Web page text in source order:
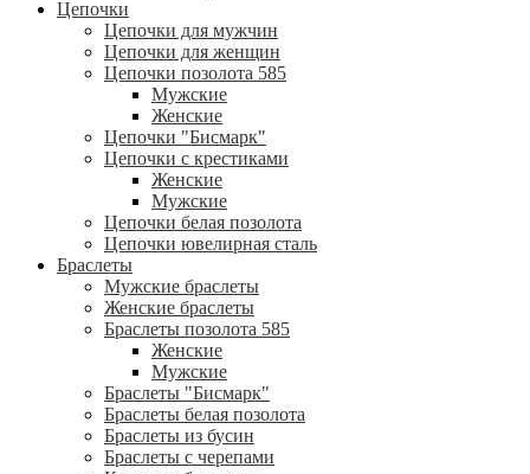
Цепочки
Цепочки для мужчин
Цепочки для женщин
Цепочки позолота 585
Мужские
Женские
Цепочки "Бисмарк"
Цепочки с крестиками
Женские
Мужские
Цепочки белая позолота
Цепочки ювелирная сталь
Браслеты
Мужские браслеты
Женские браслеты
Браслеты позолота 585
Женские
Мужские
Браслеты "Бисмарк"
Браслеты белая позолота
Браслеты из бусин
Браслеты с черепами